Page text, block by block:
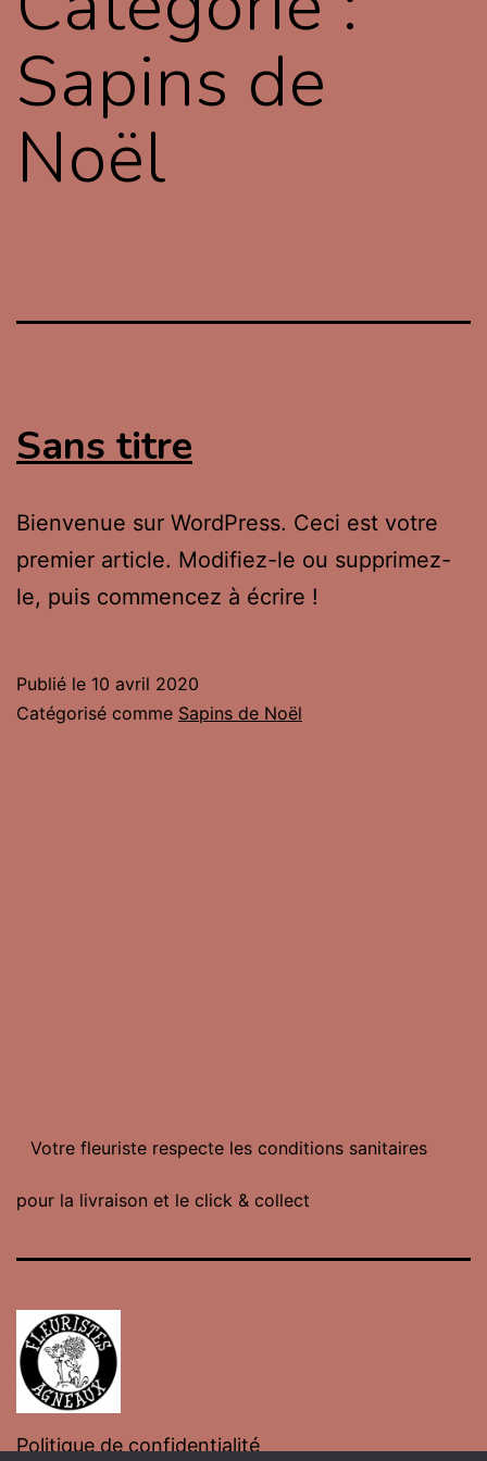
Sapins de
Noël
Sans titre
Bienvenue sur WordPress. Ceci est votre
premier article. Modifiez-le ou supprimez-
le, puis commencez à écrire !
Publié le 10 avril 2020
Catégorisé comme Sapins de Noël
Votre fleuriste respecte les conditions sanitaires
pour la livraison et le click & collect
Politique de confidentialité